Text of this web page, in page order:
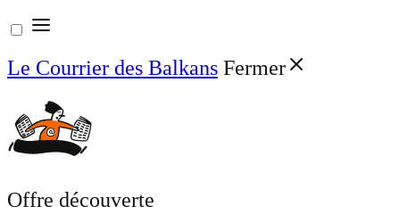
Aller
au
contenu
Le Courrier des Balkans Fermer
Offre découverte